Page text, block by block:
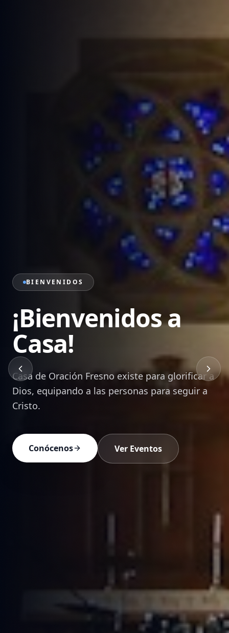
PRÉDICAS
Sana Doctrina de
la Palabra
Mensajes bíblicos que edifican, transforman y
equipan a cada creyente para vivir en Cristo.
Devocionales